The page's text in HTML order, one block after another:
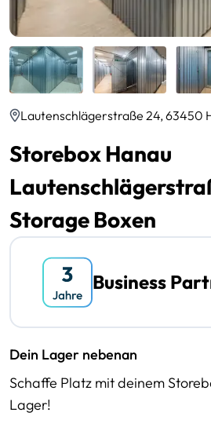
Lautenschlägerstraße 24, 63450
Storebox Hanau
Storage Boxen
Business
Dein Lager nebenan
Schaffe Platz mit deinem
Lager!